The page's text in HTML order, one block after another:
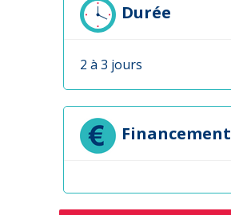
Durée
2 à 3 jours
Financement